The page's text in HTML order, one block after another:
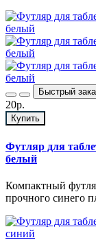
Быстрый
20р.
Купить
Футляр для
белый
Компактный
прочного синего